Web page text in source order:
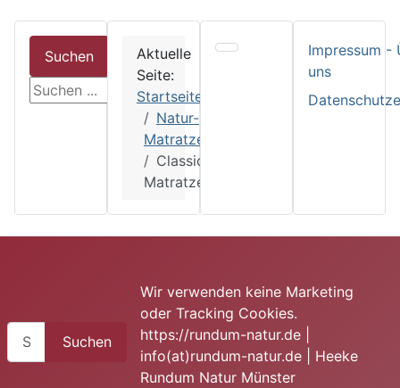
Suchen
suchen
Aktuelle
Seite:
Startseite
Natur-
Matratzen
Classic
Matratzen
Impressum -
uns
Suchen
Suchen
Wir verwenden keine Marketing
oder Tracking Cookies.
https://rundum-natur.de |
info(at)rundum-natur.de | Heeke
Rundum Natur Münster